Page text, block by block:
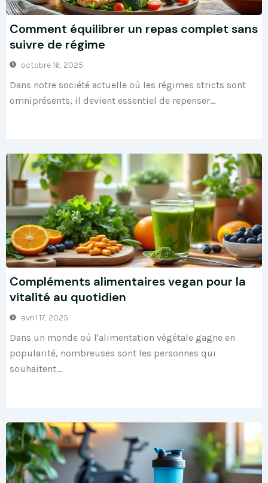
Comment équilibrer un repas complet sans
suivre de régime
octobre 16, 2025
Dans notre société actuelle où les régimes stricts sont
omniprésents, il devient essentiel de repenser...
Compléments alimentaires vegan pour la
vitalité au quotidien
avril 17, 2025
Dans un monde où l'alimentation végétale gagne en
popularité, nombreuses sont les personnes qui
souhaitent...